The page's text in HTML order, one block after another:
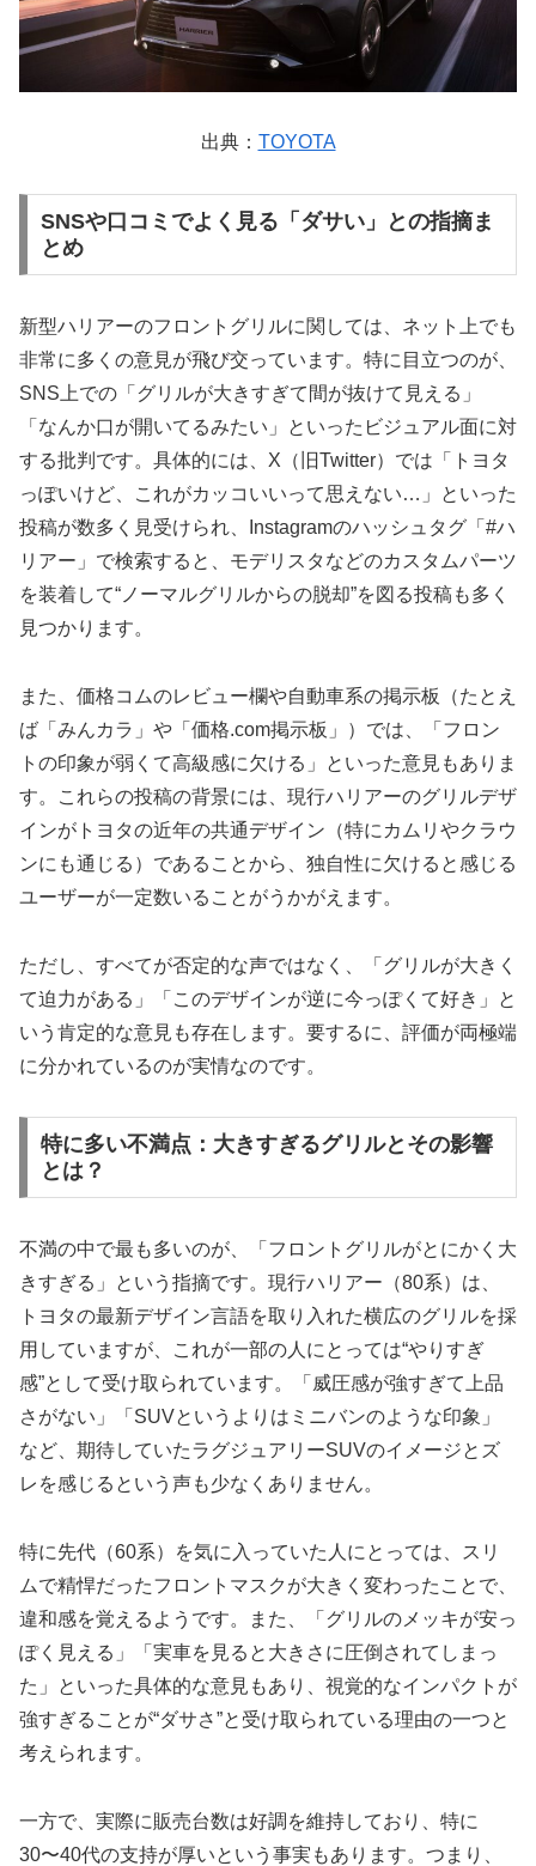
出典： TOYOTA
SNSや口コミでよく見る「ダサい」との指摘ま
とめ
新型ハリアーのフロントグリルに関しては、ネット上でも
非常に多くの意見が飛び交っています。特に目立つのが、
SNS上での「グリルが大きすぎて間が抜けて見える」
「なんか口が開いてるみたい」といったビジュアル面に対
する批判です。具体的には、X（旧Twitter）では「トヨタ
っぽいけど、これがカッコいいって思えない…」といった
投稿が数多く見受けられ、Instagramのハッシュタグ「#ハ
リアー」で検索すると、モデリスタなどのカスタムパーツ
を装着して“ノーマルグリルからの脱却”を図る投稿も多く
見つかります。
また、価格コムのレビュー欄や自動車系の掲示板（たとえ
ば「みんカラ」や「価格.com掲示板」）では、「フロン
トの印象が弱くて高級感に欠ける」といった意見もありま
す。これらの投稿の背景には、現行ハリアーのグリルデザ
インがトヨタの近年の共通デザイン（特にカムリやクラウ
ンにも通じる）であることから、独自性に欠けると感じる
ユーザーが一定数いることがうかがえます。
ただし、すべてが否定的な声ではなく、「グリルが大きく
て迫力がある」「このデザインが逆に今っぽくて好き」と
いう肯定的な意見も存在します。要するに、評価が両極端
に分かれているのが実情なのです。
特に多い不満点：大きすぎるグリルとその影響
とは？
不満の中で最も多いのが、「フロントグリルがとにかく大
きすぎる」という指摘です。現行ハリアー（80系）は、
トヨタの最新デザイン言語を取り入れた横広のグリルを採
用していますが、これが一部の人にとっては“やりすぎ
感”として受け取られています。「威圧感が強すぎて上品
さがない」「SUVというよりはミニバンのような印象」
など、期待していたラグジュアリーSUVのイメージとズ
レを感じるという声も少なくありません。
特に先代（60系）を気に入っていた人にとっては、スリ
ムで精悍だったフロントマスクが大きく変わったことで、
違和感を覚えるようです。また、「グリルのメッキが安っ
ぽく見える」「実車を見ると大きさに圧倒されてしまっ
た」といった具体的な意見もあり、視覚的なインパクトが
強すぎることが“ダサさ”と受け取られている理由の一つと
考えられます。
一方で、実際に販売台数は好調を維持しており、特に
30〜40代の支持が厚いという事実もあります。つまり、